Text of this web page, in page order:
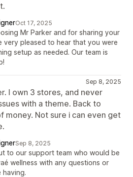
Oct 17, 2025
Mr Parker and for sharing your
very pleased to hear that you were
setup as needed. Our team is
Sep 8, 2025
I own 3 stores, and never
with a theme. Back to
money. Not sure i can even get
Sep 8, 2025
to our support team who would be
wellness with any questions or
having.